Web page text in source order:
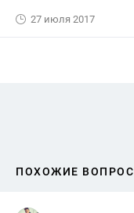
27 июля 2017
ПОХОЖИЕ